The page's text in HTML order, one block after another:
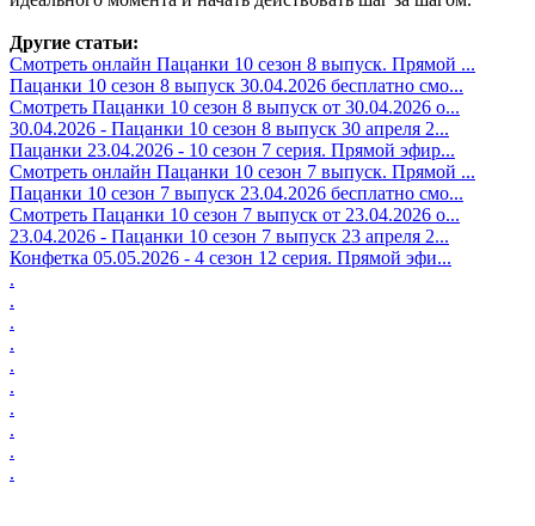
Другие статьи:
Смотреть онлайн Пацанки 10 сезон 8 выпуск. Прямой ...
Пацанки 10 сезон 8 выпуск 30.04.2026 бесплатно смо...
Смотреть Пацанки 10 сезон 8 выпуск от 30.04.2026 о...
30.04.2026 - Пацанки 10 сезон 8 выпуск 30 апреля 2...
Пацанки 23.04.2026 - 10 сезон 7 серия. Прямой эфир...
Смотреть онлайн Пацанки 10 сезон 7 выпуск. Прямой ...
Пацанки 10 сезон 7 выпуск 23.04.2026 бесплатно смо...
Смотреть Пацанки 10 сезон 7 выпуск от 23.04.2026 о...
23.04.2026 - Пацанки 10 сезон 7 выпуск 23 апреля 2...
Конфетка 05.05.2026 - 4 сезон 12 серия. Прямой эфи...
.
.
.
.
.
.
.
.
.
.